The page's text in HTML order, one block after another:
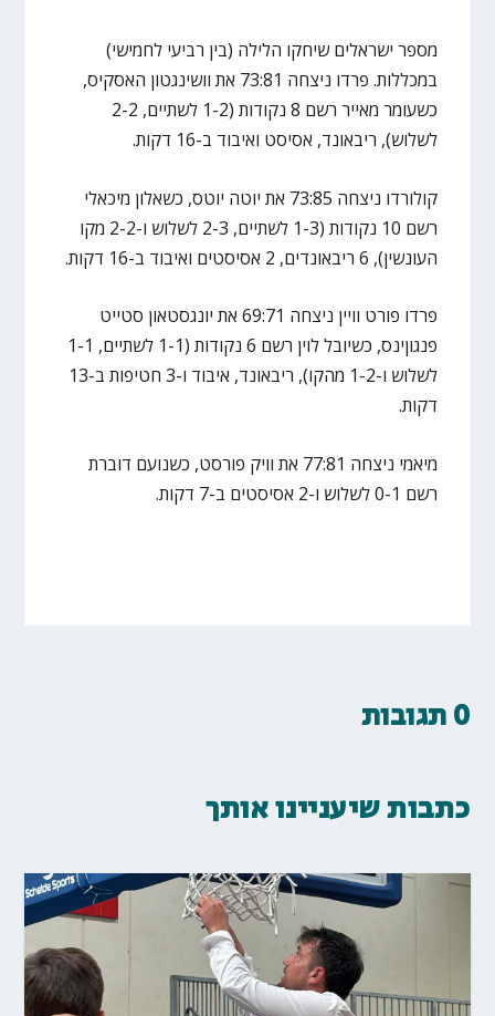
מספר ישראלים שיחקו הלילה (בין רביעי לחמישי)
במכללות. פרדו ניצחה 73:81 את וושינגטון האסקיס,
כשעומר מאייר רשם 8 נקודות (1-2 לשתיים, 2-2
לשלוש), ריבאונד, אסיסט ואיבוד ב-16 דקות.
קולורדו ניצחה 73:85 את יוטה יוטס, כשאלון מיכאלי
רשם 10 נקודות (1-3 לשתיים, 2-3 לשלוש ו-2-2 מקו
העונשין), 6 ריבאונדים, 2 אסיסטים ואיבוד ב-16 דקות.
פרדו פורט וויין ניצחה 69:71 את יונגסטאון סטייט
פנגוןינס, כשיובל לוין רשם 6 נקודות (1-1 לשתיים, 1-1
לשלוש ו-1-2 מהקו), ריבאונד, איבוד ו-3 חטיפות ב-13
דקות.
מיאמי ניצחה 77:81 את וויק פורסט, כשנועם דוברת
רשם 0-1 לשלוש ו-2 אסיסטים ב-7 דקות.
0 תגובות
כתבות שיעניינו אותך